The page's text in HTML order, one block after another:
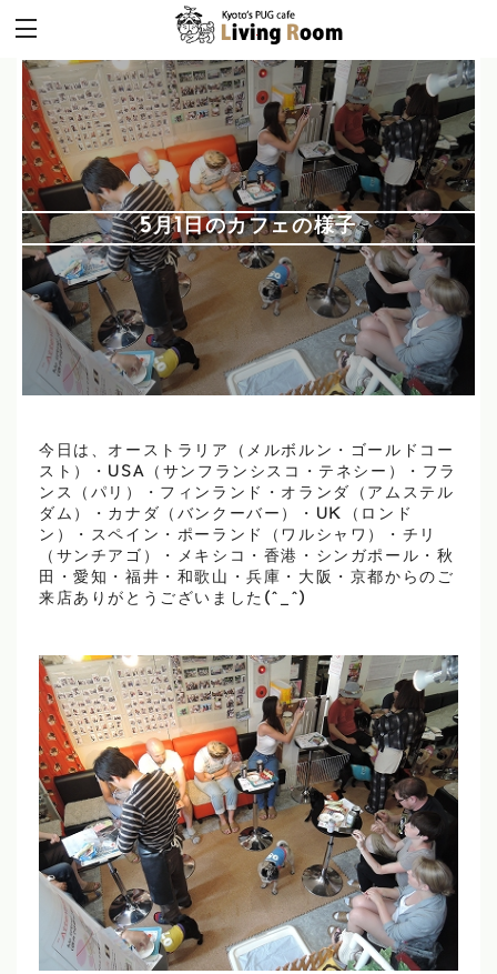
5月1日のカフェの様子
今日は、オーストラリア（メルボルン・ゴールドコー
スト）・USA（サンフランシスコ・テネシー）・フラ
ンス（パリ）・フィンランド・オランダ（アムステル
ダム）・カナダ（バンクーバー）・UK（ロンド
ン）・スペイン・ポーランド（ワルシャワ）・チリ
（サンチアゴ）・メキシコ・香港・シンガポール・秋
田・愛知・福井・和歌山・兵庫・大阪・京都からのご
来店ありがとうございました(^_^)